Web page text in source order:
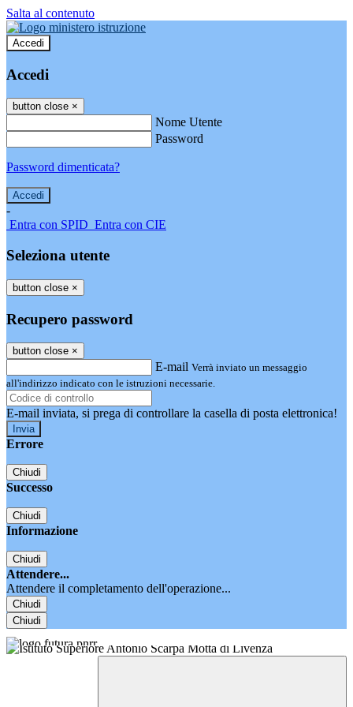
Salta al contenuto
Accedi
Accedi
button close ×
Nome Utente
Password
Password dimenticata?
-
Entra con SPID Entra con CIE
Seleziona utente
button close ×
Recupero password
button close ×
E-mail Verrà inviato un messaggio
all'indirizzo indicato con le istruzioni necessarie.
E-mail inviata, si prega di controllare la casella di posta elettronica!
Errore
Chiudi
Successo
Chiudi
Informazione
Chiudi
Attendere...
Attendere il completamento dell'operazione...
Chiudi
Chiudi